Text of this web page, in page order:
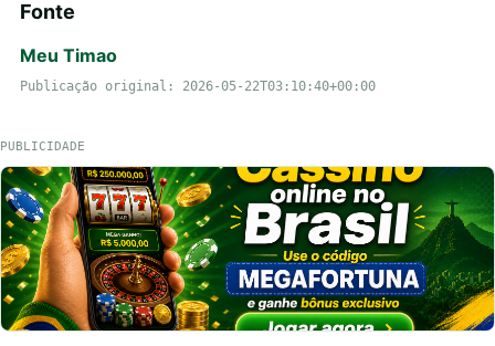
Fonte
Meu Timao
Publicação original: 2026-05-22T03:10:40+00:00
PUBLICIDADE